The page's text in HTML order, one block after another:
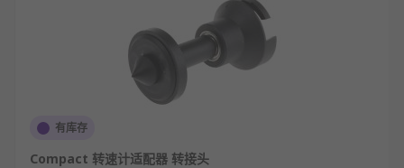
有库存
Compact 转速计适配器 转接头